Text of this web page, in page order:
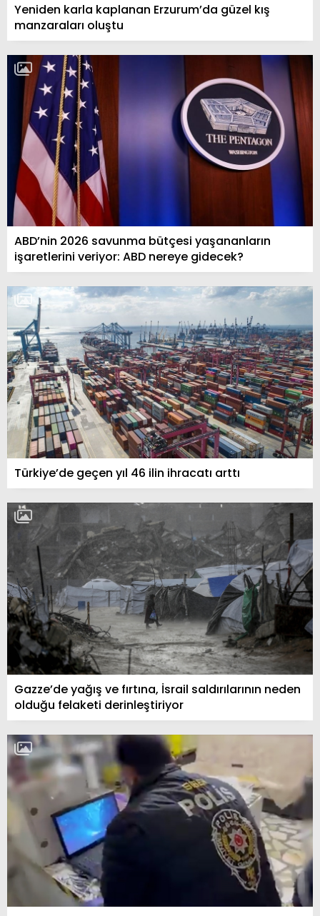
Yeniden karla kaplanan Erzurum’da güzel kış
manzaraları oluştu
ABD’nin 2026 savunma bütçesi yaşananların
işaretlerini veriyor: ABD nereye gidecek?
Türkiye’de geçen yıl 46 ilin ihracatı arttı
Gazze’de yağış ve fırtına, İsrail saldırılarının neden
olduğu felaketi derinleştiriyor